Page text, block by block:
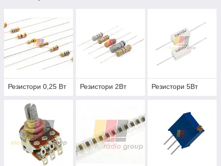
Резистори 0,25 Вт Резистори 2Вт Резистори 5Вт